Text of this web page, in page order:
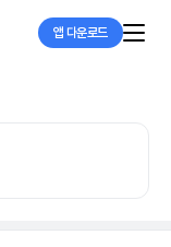
앱 다운로드